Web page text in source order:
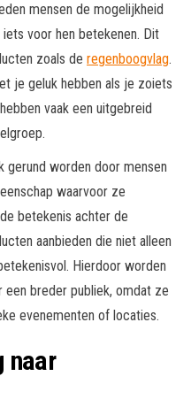
mensen de mogelijkheid
voor hen betekenen. Dit
zoals de regenboogvlag.
je geluk hebben als je zoiets
vaak een uitgebreid
gerund worden door mensen
waarvoor ze
betekenis achter de
aanbieden die niet alleen
Hierdoor worden
breder publiek, omdat ze
evenementen of locaties.
naar